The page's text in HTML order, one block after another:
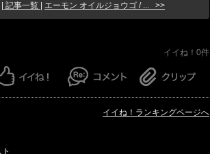
| 記事一覧 | エーモン オイルジョウゴ / ... >>
イイね！0件
イイね！ランキングページへ